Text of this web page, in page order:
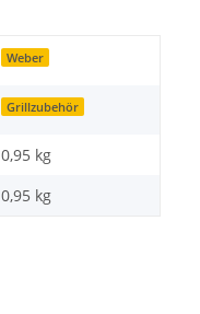
Weber
Grillzubehör
0,95 kg
0,95 kg